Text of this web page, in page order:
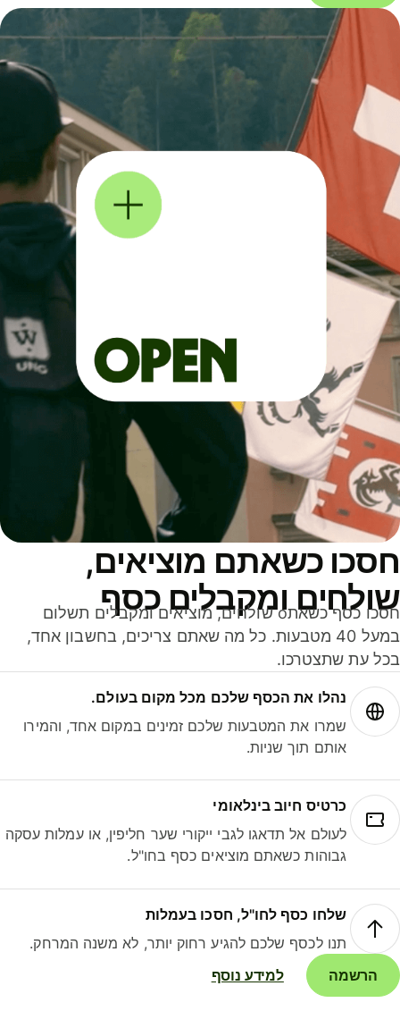
כשאתם מוציאים,
ומקבלים כסף
חסכו כסף כשאתo שולחים, מוציאים ומקבלים תשלום
במעל 40 מטבעות. כל מה שאתם צריכים, בחשבון אחד,
עת שתצטרכו.
נהלו את הכסף שלכם מכל מקום בעולם.
שמרו את המטבעות שלכם זמינים במקום אחד, והמירו
אותם תוך שניות.
כרטיס חיוב בינלאומי
לעולם אל תדאגו לגבי ייקורי שער חליפין, או עמלות עסקה
גבוהות כשאתם מוציאים כסף בחו"ל.
שלחו כסף לחו"ל, חסכו בעמלות
תנו לכסף שלכם להגיע רחוק יותר, לא משנה המרחק.
הרשמה
למידע נוסף